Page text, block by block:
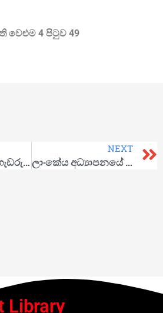
වෙළුම 4 පිටුව 49
අධිරාජ්‍යවාදයේ හැඩරුව: දේශපාලනික කියවීමක්
NEXT
ලාංකේය අධ්‍යාපනයේ වත්මන් ගැටලු පිළිබඳ කියවීමක්
Library